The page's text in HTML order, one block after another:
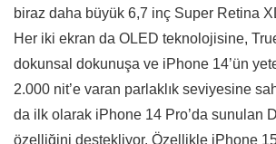
biraz daha büyük 6,7 inç Super Retina
Her iki ekran da OLED teknolojisine,
dokunsal dokunuşa ve iPhone 14’ün
2.000 nit’e varan parlaklık seviyesine
da ilk olarak iPhone 14 Pro’da sunulan
özelliğini destekliyor. Özellikle iPhone